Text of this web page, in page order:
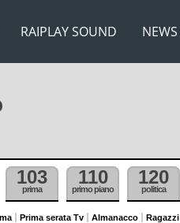
RAIPLAY SOUND NEWS
103
prima
110
primo piano
120
politica
Prima serata Tv Almanacco Ragazzi